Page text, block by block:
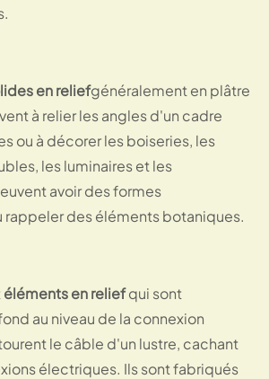
en reliefgénéralement en plâtre
à relier les angles d'un cadre
ou à décorer les boiseries, les
les luminaires et les
avoir des formes
des éléments botaniques.
éléments en relief qui sont
au niveau de la connexion
le câble d'un lustre, cachant
électriques. Ils sont fabriqués